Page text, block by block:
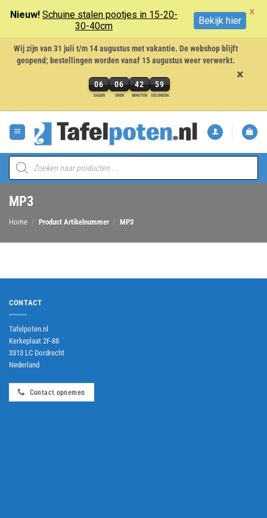
Wij zijn van 31 juli t/m 14 augustus met vakantie. De webshop blijft
geopend; bestellingen worden vanaf 15 augustus weer verwerkt.
06
DAGEN
06
UREN
42
MINUTEN
59
SECONDEN
6
uren,
42
minuten
en
×
naar
inhoud
Producten
zoeken
MP3
Home / Product Artikelnummer / MP3
CONTACT
Tafelpoten.nl
Kerkeplaat 2F-88
3313 LC Dordrecht
Nederland
Contact opnemen
Nieuw! Schuine stalen pootjes in 15-20-
30-40cm
Bekijk hier
X